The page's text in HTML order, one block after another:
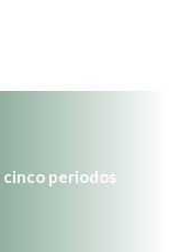
cinco periodos